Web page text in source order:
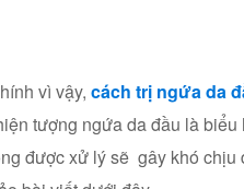
vì vậy, cách trị ngứa da
tượng ngứa da đầu là biểu
được xử lý sẽ gây khó chịu